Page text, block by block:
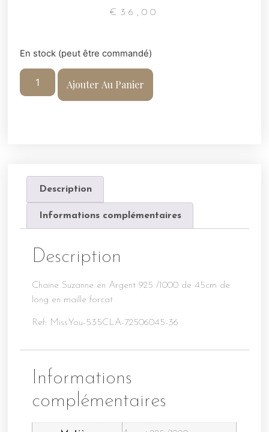
€ 36,00
En stock (peut être commandé)
Ajouter Au Panier
Description
Informations complémentaires
Description
Chaine Suzanne en Argent 925 /1000 de 45cm de
long en maille forcat
Ref: MissYou-535CLA-72506045-36
Informations
complémentaires